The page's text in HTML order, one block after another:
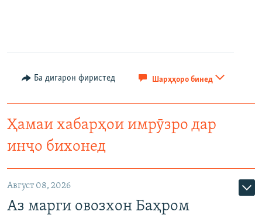
Ба дигарон фиристед Шарҳҳоро бинед
Ҳамаи хабарҳои имрӯзро дар
инҷо бихонед
Август 08, 2026
Аз марги овозхон Баҳром